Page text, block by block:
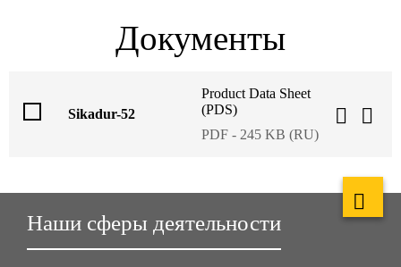
Документы
Sikadur-52
Product Data Sheet
(PDS)
PDF - 245 KB (RU)
Наши сферы деятельности